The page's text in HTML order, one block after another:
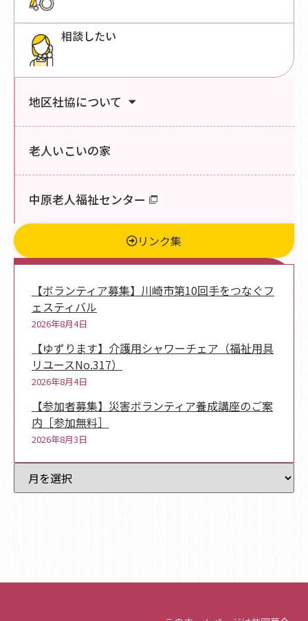
相談したい
地区社協について
老人いこいの家
中原老人福祉センター
リンク集
新着情報
【ボランティア募集】川崎市第10回手をつなぐフ
ェスティバル
2026年8月4日
【ゆずります】介護用シャワーチェア（福祉用具
リユースNo.317）
2026年8月4日
【参加者募集】災害ボランティア養成講座のご案
内［参加無料］
2026年8月3日
過去記事一覧